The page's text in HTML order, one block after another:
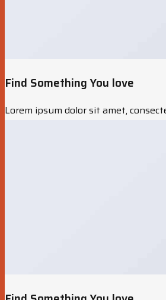
Find Something You love
Lorem ipsum dolor sit amet,